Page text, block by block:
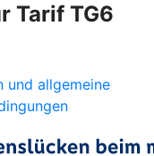
Tarif TG6
und allgemeine